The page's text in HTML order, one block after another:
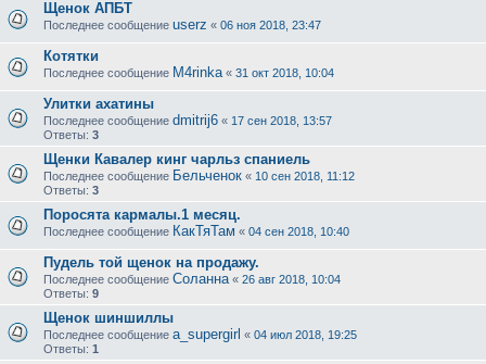
Щенок АПБТ
Последнее сообщение userz « 06 ноя 2018, 23:47
Котятки
Последнее сообщение M4rinka « 31 окт 2018, 10:04
Улитки ахатины
Последнее сообщение dmitrij6 « 17 сен 2018, 13:57
Ответы: 3
Щенки Кавалер кинг чарльз спаниель
Последнее сообщение Бельченок « 10 сен 2018, 11:12
Ответы: 3
Поросята кармалы.1 месяц.
Последнее сообщение КакТяТам « 04 сен 2018, 10:40
Пудель той щенок на продажу.
Последнее сообщение Соланна « 26 авг 2018, 10:04
Ответы: 9
Щенок шиншиллы
Последнее сообщение a_supergirl « 04 июл 2018, 19:25
Ответы: 1